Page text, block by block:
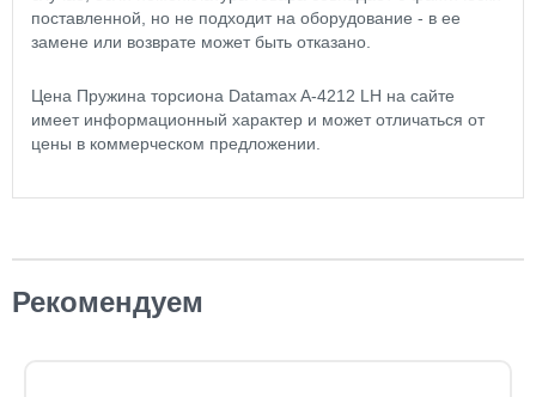
поставленной, но не подходит на оборудование - в ее
замене или возврате может быть отказано.
Цена Пружина торсиона Datamax A-4212 LH на сайте
имеет информационный характер и может отличаться от
цены в коммерческом предложении.
Рекомендуем